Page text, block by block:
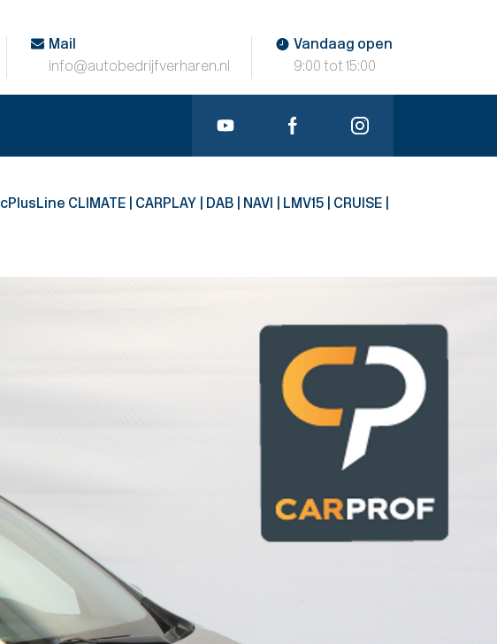
Mail
info@autobedrijfverharen.nl
Vandaag open
9:00 tot 15:00
CLIMATE | CARPLAY | DAB | NAVI | LMV15 | CRUISE |